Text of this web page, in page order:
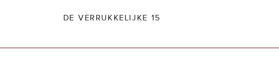
DE VERRUKKELIJKE 15